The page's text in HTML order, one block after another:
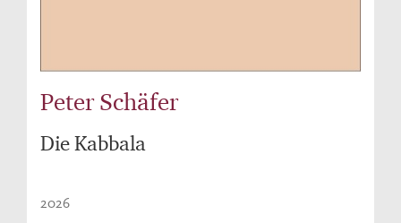
Peter Schäfer
Die Kabbala
2026